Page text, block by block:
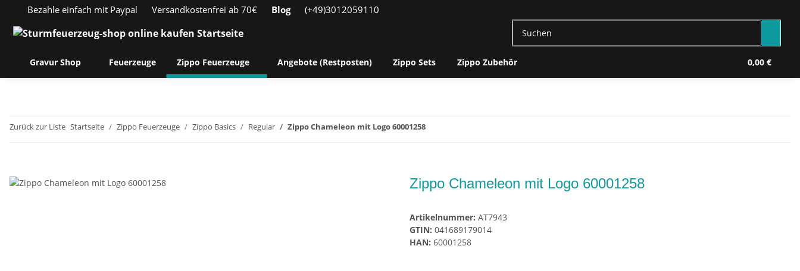
Bezahle einfach mit Paypal Versandkostenfrei ab 70€ Blog (+49)3012059110
Gravur Shop Feuerzeuge Zippo Feuerzeuge Angebote (Restposten) Zippo Sets Zippo Zubehör 0,00 €
Zurück zur Liste Startseite Zippo Feuerzeuge Zippo Basics Regular Zippo Chameleon mit Logo 60001258
Zippo Chameleon mit Logo 60001258
Artikelnummer: AT7943
GTIN: 041689179014
HAN: 60001258